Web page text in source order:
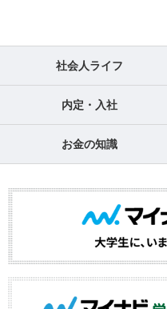
社会人ライフ
内定・入社
お金の知識